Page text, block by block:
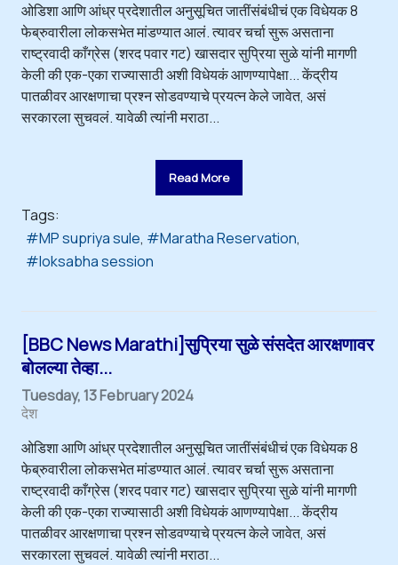
ओडिशा आणि आंध्र प्रदेशातील अनुसूचित जातींसंबंधीचं एक विधेयक 8
फेब्रुवारीला लोकसभेत मांडण्यात आलं. त्यावर चर्चा सुरू असताना
राष्ट्रवादी काँग्रेस (शरद पवार गट) खासदार सुप्रिया सुळे यांनी मागणी
केली की एक-एका राज्यासाठी अशी विधेयकं आणण्यापेक्षा... केंद्रीय
पातळीवर आरक्षणाचा प्रश्न सोडवण्याचे प्रयत्न केले जावेत, असं
सरकारला सुचवलं. यावेळी त्यांनी मराठा...
Read More
Tags:
MP supriya sule
Maratha Reservation
loksabha session
[BBC News Marathi]सुप्रिया सुळे संसदेत आरक्षणावर
बोलल्या तेव्हा...
Tuesday, 13 February 2024
देश
ओडिशा आणि आंध्र प्रदेशातील अनुसूचित जातींसंबंधीचं एक विधेयक 8
फेब्रुवारीला लोकसभेत मांडण्यात आलं. त्यावर चर्चा सुरू असताना
राष्ट्रवादी काँग्रेस (शरद पवार गट) खासदार सुप्रिया सुळे यांनी मागणी
केली की एक-एका राज्यासाठी अशी विधेयकं आणण्यापेक्षा... केंद्रीय
पातळीवर आरक्षणाचा प्रश्न सोडवण्याचे प्रयत्न केले जावेत, असं
सरकारला सुचवलं. यावेळी त्यांनी मराठा...